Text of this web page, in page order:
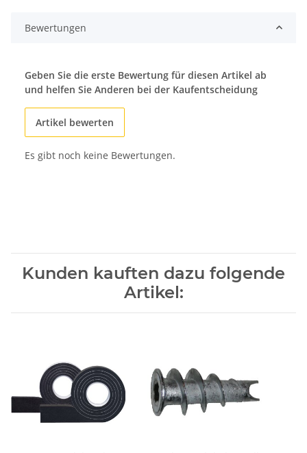
Bewertungen
Geben Sie die erste Bewertung für diesen Artikel ab
und helfen Sie Anderen bei der Kaufentscheidung
Artikel bewerten
Es gibt noch keine Bewertungen.
Kunden kauften dazu folgende
Artikel: